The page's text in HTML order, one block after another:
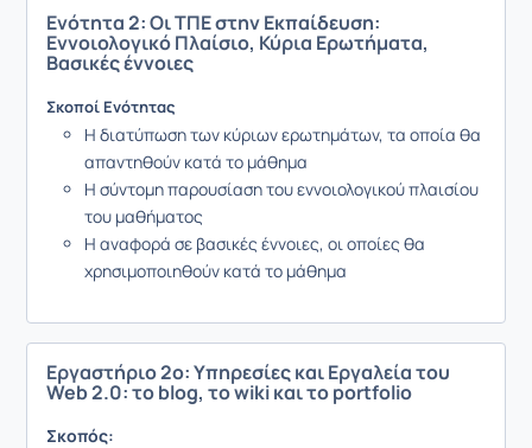
Ενότητα 2: Οι ΤΠΕ στην Εκπαίδευση:
Εννοιολογικό Πλαίσιο, Κύρια Ερωτήματα,
Βασικές έννοιες
Σκοποί Ενότητας
Η διατύπωση των κύριων ερωτημάτων, τα οποία θα
απαντηθούν κατά το μάθημα
Η σύντομη παρουσίαση του εννοιολογικού πλαισίου
του μαθήματος
Η αναφορά σε βασικές έννοιες, οι οποίες θα
χρησιμοποιηθούν κατά το μάθημα
Εργαστήριο 2ο: Yπηρεσίες και Eργαλεία του
Web 2.0: το blog, το wiki και το portfolio
Σκοπός: